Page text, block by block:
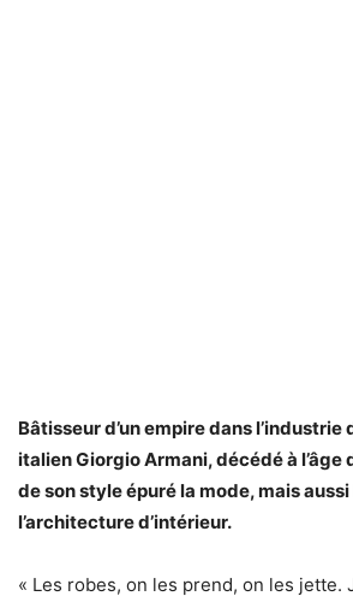
Bâtisseur d’un empire dans
italien Giorgio Armani, décédé à l’âge
de son style épuré la mode, mais
l’architecture d’intérieur.
« Les robes, on les prend, on les jette.